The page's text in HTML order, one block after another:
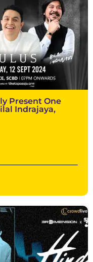
Present One
Indrajaya,